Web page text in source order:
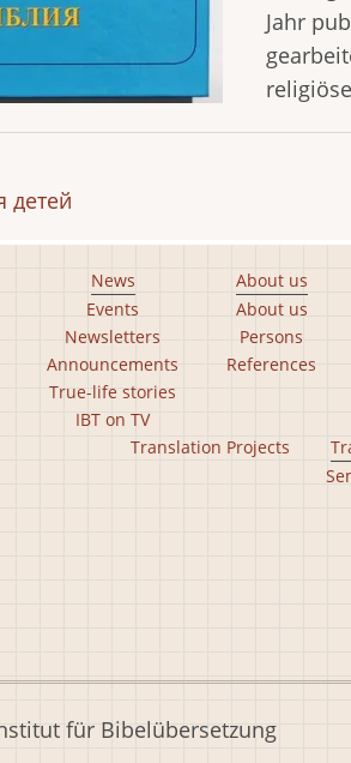
Jahr
детей
News
Events
Newsletters
Announcements
True-life stories
IBT on TV
About us
About us
Persons
References
Translation Projects
für Bibelübersetzung